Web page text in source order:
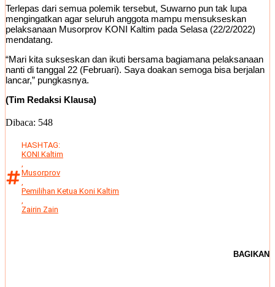
Terlepas dari semua polemik tersebut, Suwarno pun tak lupa
mengingatkan agar seluruh anggota mampu mensukseskan
pelaksanaan Musorprov KONI Kaltim pada Selasa (22/2/2022)
mendatang.
“Mari kita sukseskan dan ikuti bersama bagiamana pelaksanaan
nanti di tanggal 22 (Februari). Saya doakan semoga bisa berjalan
lancar,” pungkasnya.
(Tim Redaksi Klausa)
Dibaca: 548
HASHTAG:
KONI Kaltim
,
Musorprov
,
Pemilihan Ketua Koni Kaltim
,
Zairin Zain
BAGIKAN